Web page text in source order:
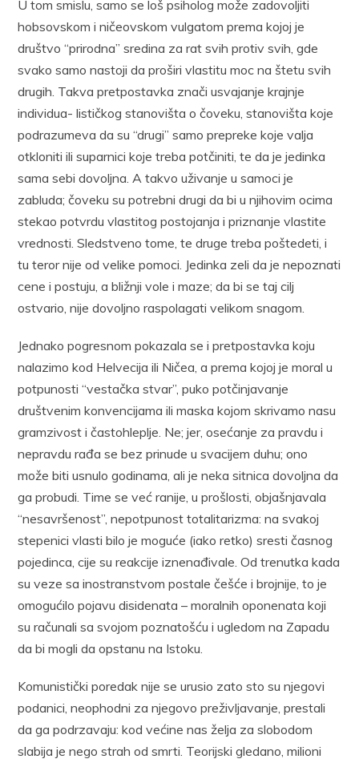
U tom smislu, samo se loš psiholog može zadovoljiti
hobsovskom i ničeovskom vulgatom prema kojoj je
društvo “prirodna” sredina za rat svih protiv svih, gde
svako samo nastoji da proširi vlastitu moc na štetu svih
drugih. Takva pretpostavka znači usvajanje krajnje
individua- lističkog stanovišta o čoveku, stanovišta koje
podrazumeva da su “drugi” samo prepreke koje valja
otkloniti ili suparnici koje treba potčiniti, te da je jedinka
sama sebi dovoljna. A takvo uživanje u samoci je
zabluda; čoveku su potrebni drugi da bi u njihovim ocima
stekao potvrdu vlastitog postojanja i priznanje vlastite
vrednosti. Sledstveno tome, te druge treba poštedeti, i
tu teror nije od velike pomoci. Jedinka zeli da je nepoznati
cene i postuju, a bližnji vole i maze; da bi se taj cilj
ostvario, nije dovoljno raspolagati velikom snagom.
Jednako pogresnom pokazala se i pretpostavka koju
nalazimo kod Helvecija ili Ničea, a prema kojoj je moral u
potpunosti “vestačka stvar”, puko potčinjavanje
društvenim konvencijama ili maska kojom skrivamo nasu
gramzivost i častohleplje. Ne; jer, osećanje za pravdu i
nepravdu rađa se bez prinude u svacijem duhu; ono
može biti usnulo godinama, ali je neka sitnica dovoljna da
ga probudi. Time se već ranije, u prošlosti, objašnjavala
“nesavršenost”, nepotpunost totalitarizma: na svakoj
stepenici vlasti bilo je moguće (iako retko) sresti časnog
pojedinca, cije su reakcije iznenađivale. Od trenutka kada
su veze sa inostranstvom postale češće i brojnije, to je
omogućilo pojavu disidenata – moralnih oponenata koji
su računali sa svojom poznatošću i ugledom na Zapadu
da bi mogli da opstanu na Istoku.
Komunistički poredak nije se urusio zato sto su njegovi
podanici, neophodni za njegovo preživljavanje, prestali
da ga podrzavaju: kod većine nas želja za slobodom
slabija je nego strah od smrti. Teorijski gledano, milioni